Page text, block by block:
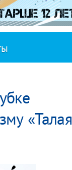
«Талая